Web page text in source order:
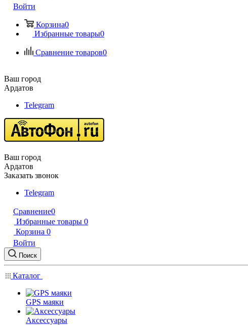
Войти
Корзина0
Избранные товары0
Сравнение товаров0
Ваш город
Ардатов
Telegram
Ваш город
Ардатов
Заказать звонок
Telegram
Сравнение0
Избранные товары 0
Корзина 0
Войти
Поиск
Каталог
GPS маяки
Аксессуары